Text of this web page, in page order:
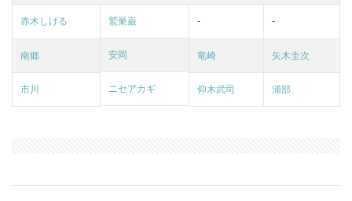
赤木しげる 鷲巣巌 - -
南郷 安岡 竜崎 矢木圭次
市川 ニセアカギ 仰木武司 浦部